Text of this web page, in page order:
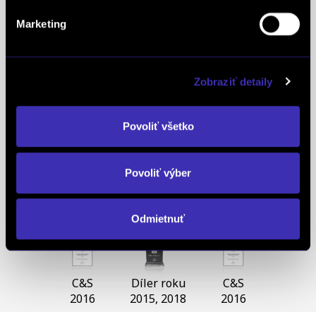
Marketing
Zobraziť detaily
Povoliť všetko
Povoliť výber
Odmietnuť
Získali sme diplom OPEL C&S za najvyšší nárast
dielov za rok 2016, najväčší predaj v SR za rok 2017
a ocenenie Dealer roku 2015 a 2018 v oblasti
služieb zákazníkom.
C&S
2016
Díler roku
2015, 2018
C&S
2016